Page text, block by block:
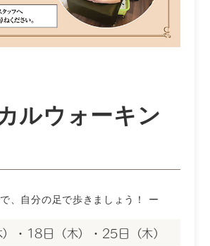
ルウォーキン
、自分の足で歩きましょう！ ー
・18日（木）・25日（木）